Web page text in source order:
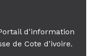
d'information
de Cote d'ivoire.